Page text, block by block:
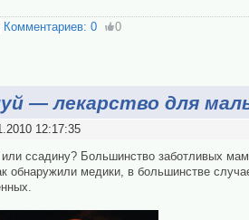
Комментариев: 0 0
— лекарство для
12:17:35
ссадину? Большинство заботливых
обнаружили медики, в большинстве